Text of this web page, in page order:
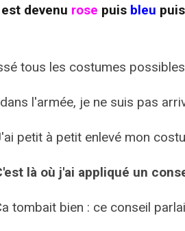
devenu rose puis bleu puis
tous les costumes
l'armée, je ne suis pas
petit à petit enlevé mon
là où j'ai appliqué un
tombait bien : ce conseil